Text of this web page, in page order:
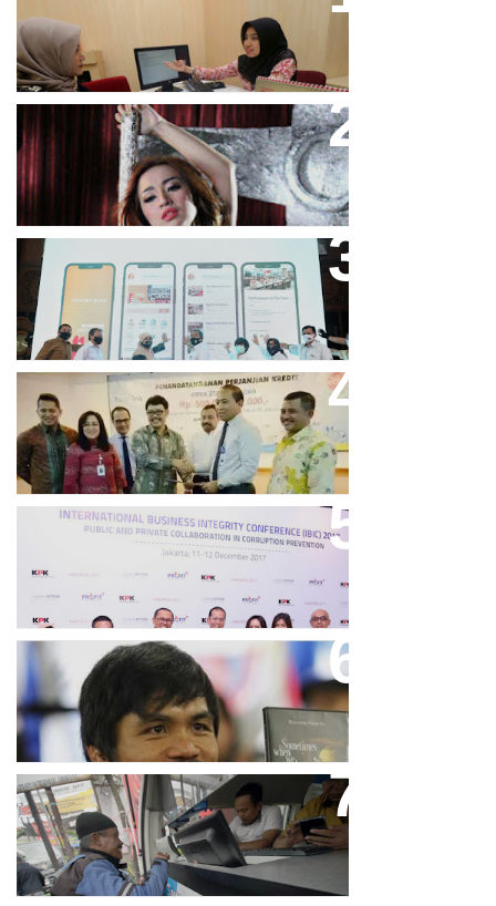
Keuangan Syariah Di Indonesia
Meningkat
Cupi Cupita Luncurkan Single
“Yo Uwis”
Bandung Great Sale 2020 Go
Online Resmi Dimulai
Bank Bjb Fasilitasi Kredit Modal
Kerja Konstruksi PT Adhi Karya
Keren, Bank BJB Kantongi
Puluhan Penghargaan Sepanjang
2017
Dicibir Di Medsos, Manny
Pacquiao Tegaskan Pendirian
Tolak LGBT
Bjb T Samsat Manjakan Nasabah
Dalam Bayar Pajak Kendaraan